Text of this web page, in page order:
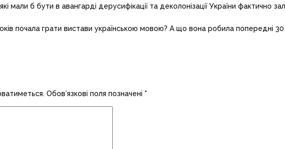
мали б бути в авангарді дерусифікації та деколонізації України фактично
почала грати вистави українською мовою? А що вона робила попередні 30
Обов’язкові поля позначені *